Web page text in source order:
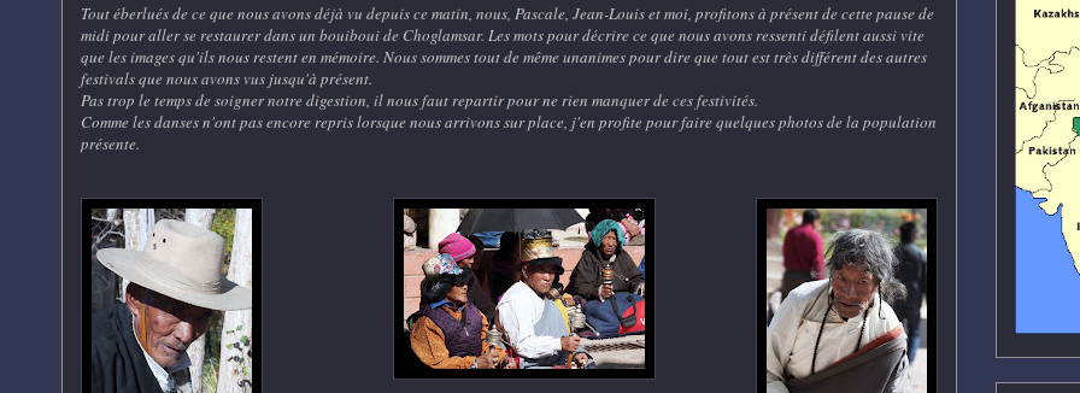
Tout éberlués de ce que nous avons déjà vu depuis ce matin, nous, Pascale, Jean-Louis et moi, profitons à présent de cette pause de
midi pour aller se restaurer dans un bouiboui de Choglamsar. Les mots pour décrire ce que nous avons ressenti défilent aussi vite
que les images qu'ils nous restent en mémoire. Nous sommes tout de même unanimes pour dire que tout est très différent des autres
festivals que nous avons vus jusqu'à présent.
Pas trop le temps de soigner notre digestion, il nous faut repartir pour ne rien manquer de ces festivités.
Comme les danses n'ont pas encore repris lorsque nous arrivons sur place, j'en profite pour faire quelques photos de la population
présente.